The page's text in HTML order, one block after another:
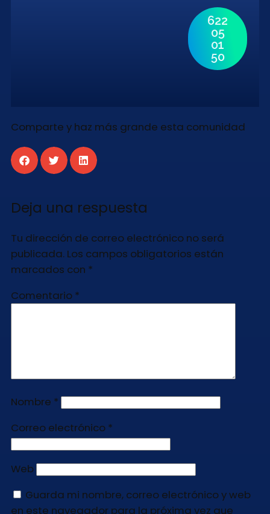
622
05
01
50
Comparte y haz más grande esta comunidad
Deja una respuesta
Tu dirección de correo electrónico no será
publicada. Los campos obligatorios están
marcados con *
Comentario *
Nombre *
Correo electrónico *
Web
Guarda mi nombre, correo electrónico y web
en este navegador para la próxima vez que